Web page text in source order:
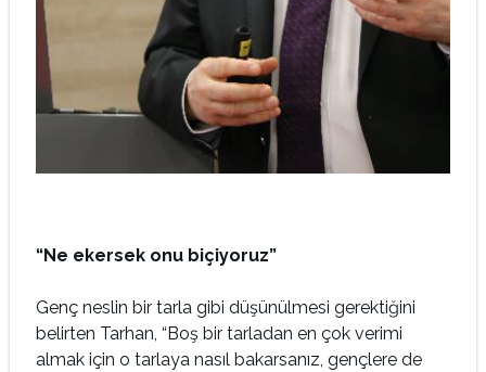
“Ne ekersek onu biçiyoruz”
Genç neslin bir tarla gibi düşünülmesi gerektiğini
belirten Tarhan, “Boş bir tarladan en çok verimi
almak için o tarlaya nasıl bakarsanız, gençlere de